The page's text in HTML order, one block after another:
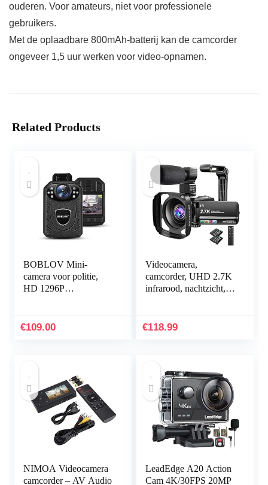
ouderen. Voor amateurs, niet voor professionele
gebruikers.
Met de oplaadbare 800mAh-batterij kan de camcorder
ongeveer 1,5 uur werken voor video-opnamen.
Related Products
BOBLOV Mini-
camera voor politie,
HD 1296P
politiecamera met
€109.00
Videocamera,
camcorder, UHD 2.7K
infrarood, nachtzicht,
touchscreen, 16X
€118.99
NIMOA Videocamera
camcorder – AV Audio
LeadEdge A20 Action
Cam 4K/30FPS 20MP